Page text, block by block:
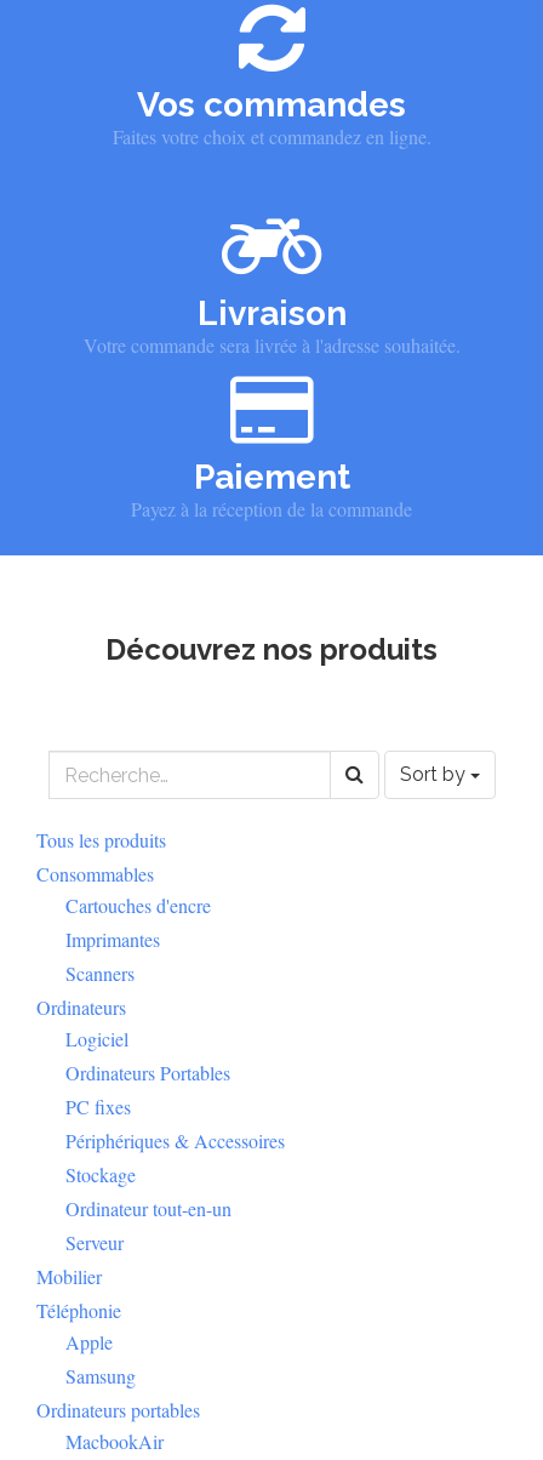
Vos commandes
Faites votre choix et commandez en ligne.
Livraison
Votre commande sera livrée à l'adresse souhaitée.
Paiement
Payez à la réception de la commande
Découvrez nos produits
Sort by
Tous les produits
Consommables
Cartouches d'encre
Imprimantes
Scanners
Ordinateurs
Logiciel
Ordinateurs Portables
PC fixes
Périphériques & Accessoires
Stockage
Ordinateur tout-en-un
Serveur
Mobilier
Téléphonie
Apple
Samsung
Ordinateurs portables
MacbookAir